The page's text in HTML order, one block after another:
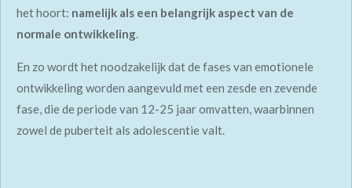
het hoort: namelijk als een belangrijk aspect van de
normale ontwikkeling.
En zo wordt het noodzakelijk dat de fases van emotionele
ontwikkeling worden aangevuld met een zesde en zevende
fase, die de periode van 12-25 jaar omvatten, waarbinnen
zowel de puberteit als adolescentie valt.